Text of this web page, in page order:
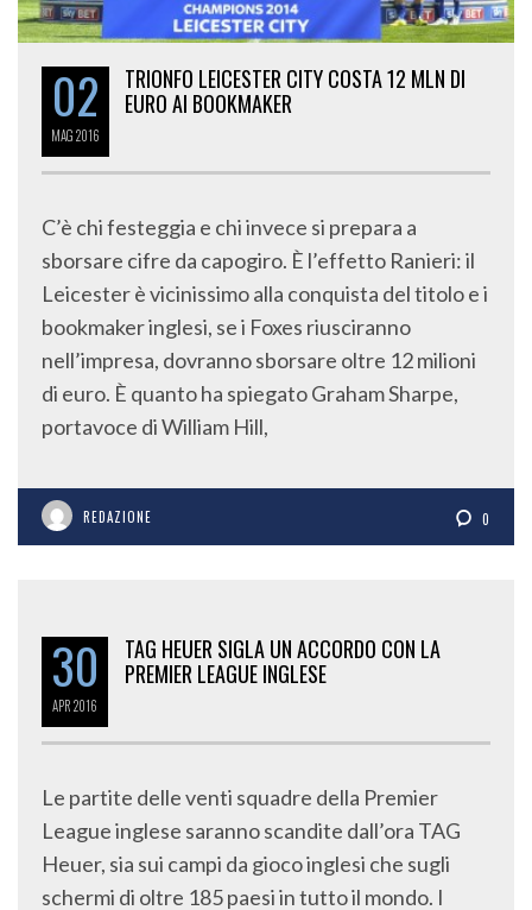
02
MAG2016
TRIONFO LEICESTER CITY COSTA 12 MLN DI
EURO AI BOOKMAKER
C’è chi festeggia e chi invece si prepara a
sborsare cifre da capogiro. È l’effetto Ranieri: il
Leicester è vicinissimo alla conquista del titolo e i
bookmaker inglesi, se i Foxes riusciranno
nell’impresa, dovranno sborsare oltre 12 milioni
di euro. È quanto ha spiegato Graham Sharpe,
portavoce di William Hill,
REDAZIONE 0
30
APR2016
TAG HEUER SIGLA UN ACCORDO CON LA
PREMIER LEAGUE INGLESE
Le partite delle venti squadre della Premier
League inglese saranno scandite dall’ora TAG
Heuer, sia sui campi da gioco inglesi che sugli
schermi di oltre 185 paesi in tutto il mondo. I